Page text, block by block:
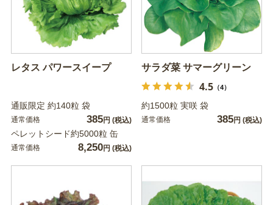
レタス パワースイープ
通販限定 約140粒 袋
通常価格 385円 (税込)
ペレットシード約5000粒 缶
通常価格 8,250円 (税込)
サラダ菜 サマーグリーン
4.5（4）
約1500粒 実咲 袋
通常価格 385円 (税込)